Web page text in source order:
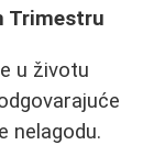
Trimestru
u životu
nelagodu.